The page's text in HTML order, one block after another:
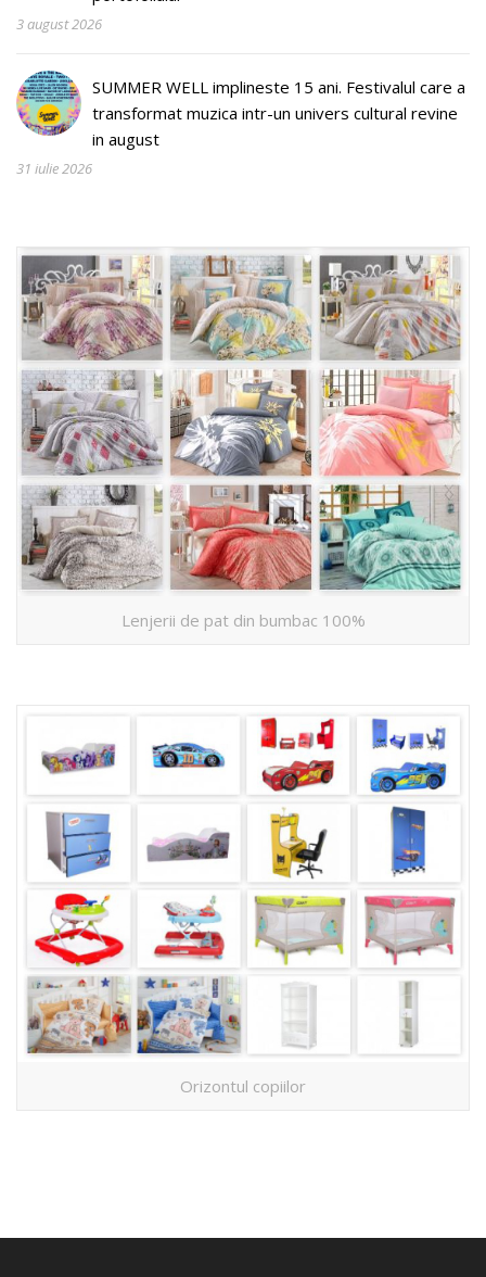
3 august 2026
SUMMER WELL implineste 15 ani. Festivalul care a
transformat muzica intr-un univers cultural revine
in august
31 iulie 2026
Lenjerii de pat din bumbac 100%
Orizontul copiilor